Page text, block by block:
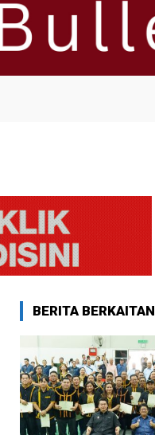
BERITA BERKAITAN